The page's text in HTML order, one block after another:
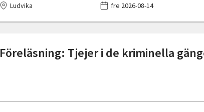
Ludvika fre 2026-08-14
Föreläsning: Tjejer i de kriminella